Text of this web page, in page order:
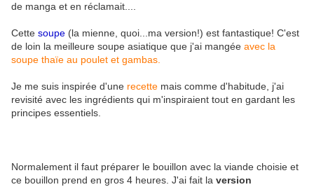
de manga et en réclamait....
Cette soupe (la mienne, quoi...ma version!) est fantastique! C'est
de loin la meilleure soupe asiatique que j'ai mangée avec la
soupe thaïe au poulet et gambas.
Je me suis inspirée d'une recette mais comme d'habitude, j'ai
revisité avec les ingrédients qui m'inspiraient tout en gardant les
principes essentiels.
Normalement il faut préparer le bouillon avec la viande choisie et
ce bouillon prend en gros 4 heures. J'ai fait la version